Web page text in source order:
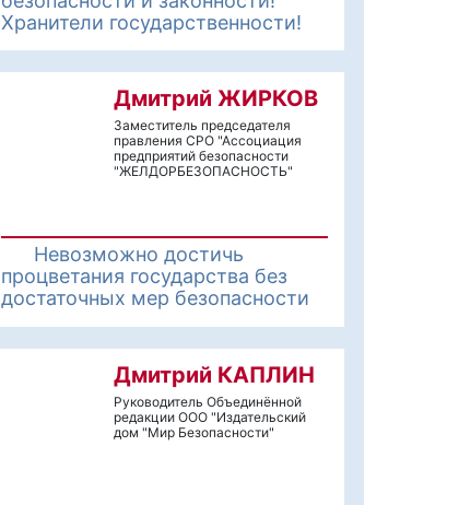
Хранители государственности!
Дмитрий ЖИРКОВ
Заместитель председателя
правления СРО "Ассоциация
предприятий безопасности
"ЖЕЛДОРБЕЗОПАСНОСТЬ"
Невозможно достичь
процветания государства без
достаточных мер безопасности
Дмитрий КАПЛИН
Руководитель Объединённой
редакции ООО "Издательский
дом "Мир Безопасности"